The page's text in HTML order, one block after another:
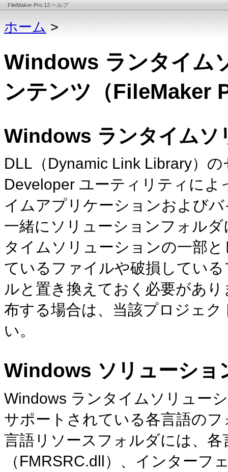
FileMaker Pro 12 ヘルプ
ホーム >
Windows ランタイム
ンテンツ（FileMaker
Windows ランタイムソ
DLL（Dynamic Link Library）
Developer ユーティリティによ
イムアプリケーションおよび
一緒にソリューションフォル
タイムソリューションの一部
ているファイルや破損してい
ルと置き換えておく必要があ
布する場合は、当該プロジェ
い。
Windows ソリューシ
Windows ランタイムソリュー
サポートされている各言語のフ
言語リソースフォルダには、
（FMRSRC.dll）、インター